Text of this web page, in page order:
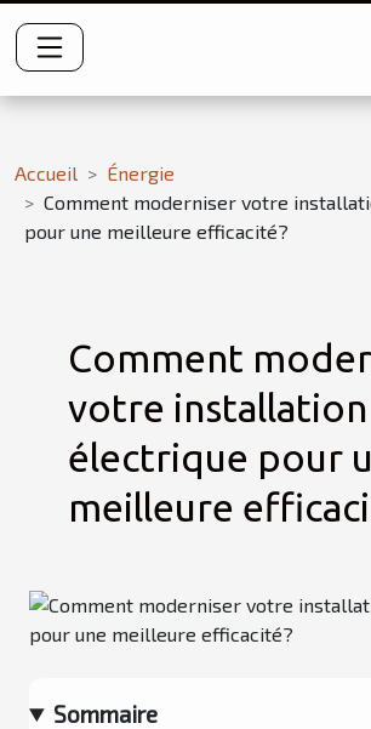
Accueil
Énergie
Comment moderniser votre
pour une meilleure efficacité?
Comment
votre installation
électrique pour
meilleure
Sommaire